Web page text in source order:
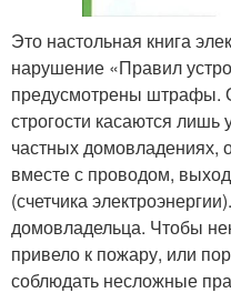
Это настольная книга
нарушение «Правил
предусмотрены штрафы.
строгости касаются
частных домовладениях,
вместе с проводом,
(счетчика
домовладельца. Чтобы
привело к пожару, или
соблюдать несложные